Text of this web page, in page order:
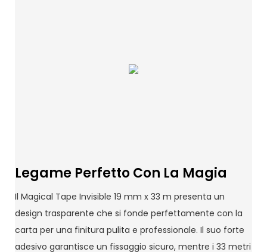
Legame Perfetto Con La Magia
Il Magical Tape Invisible 19 mm x 33 m presenta un
design trasparente che si fonde perfettamente con la
carta per una finitura pulita e professionale. Il suo forte
adesivo garantisce un fissaggio sicuro, mentre i 33 metri